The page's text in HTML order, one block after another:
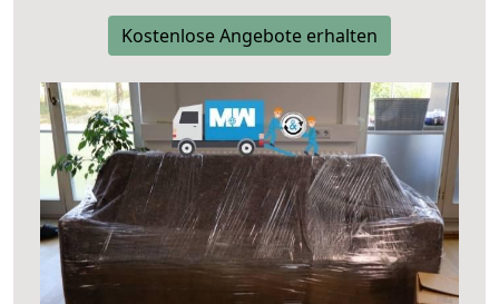
Kostenlose Angebote erhalten